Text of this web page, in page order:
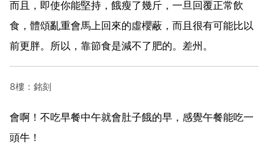
而且，即使你能堅持，餓瘦了幾斤，一旦回覆正常飲
食，體頌亂重會馬上回來的虛櫻蔽，而且很有可能比以
前更胖。所以，靠節食是減不了肥的。差州。
8樓：銘刻
會啊！不吃早餐中午就會肚子餓的早，感覺午餐能吃一
頭牛！